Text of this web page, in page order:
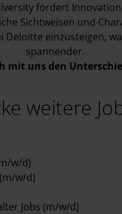
fördert
Sichtweisen und
Deloitte einzusteigen,
spannender.
mit uns den
weitere
w/d)
w/d)
Jobs (m/w/d)